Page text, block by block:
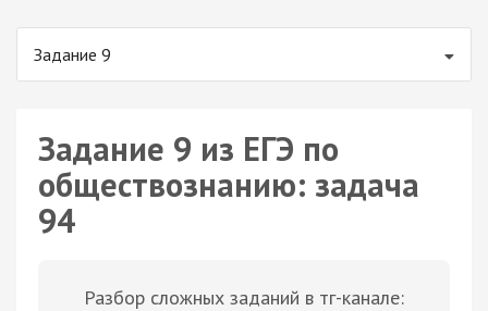
Задание 9
Задание 9 из ЕГЭ по
обществознанию: задача
94
Разбор сложных заданий в тг-канале: